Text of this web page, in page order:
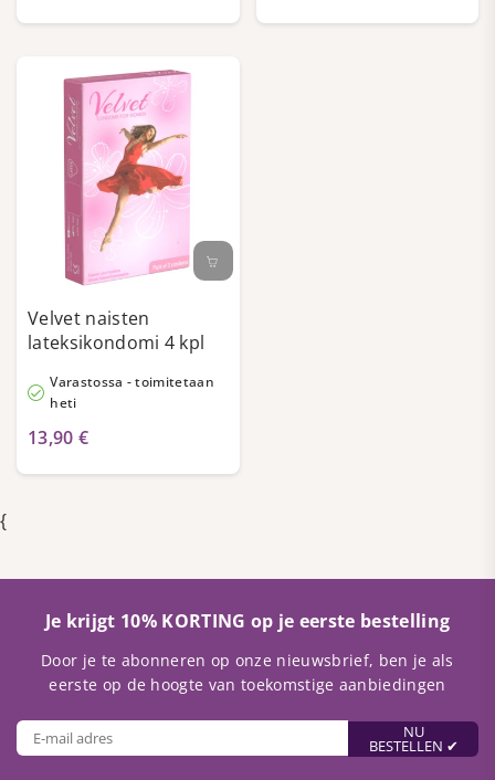
Velvet naisten
lateksikondomi 4 kpl
Varastossa - toimitetaan
heti
13,90 €
{
Je krijgt 10% KORTING op je eerste bestelling
Door je te abonneren op onze nieuwsbrief, ben je als
eerste op de hoogte van toekomstige aanbiedingen
NU
BESTELLEN ✔